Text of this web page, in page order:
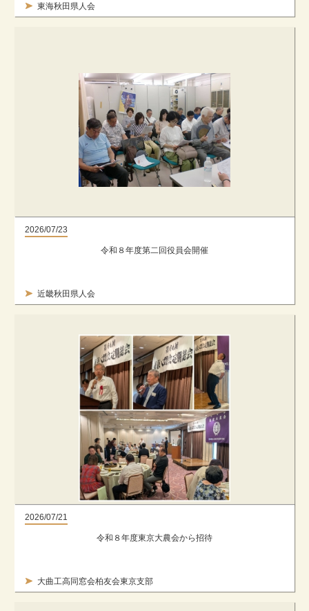
東海秋田県人会
2026/07/23
近畿秋田県人会
令和８年度第二回役員会開催
2026/07/21
大曲工高同窓会柏友会東京支部
令和８年度東京大農会から招待